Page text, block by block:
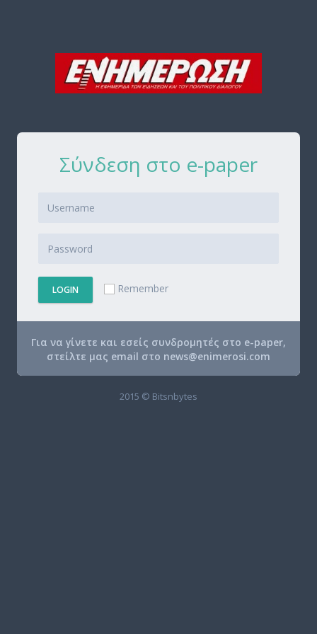
Σύνδεση στο e-paper
LOGIN Remember
Για να γίνετε και εσείς συνδρομητές στο e-paper,
στείλτε μας email στο news@enimerosi.com
2015 © Bitsnbytes